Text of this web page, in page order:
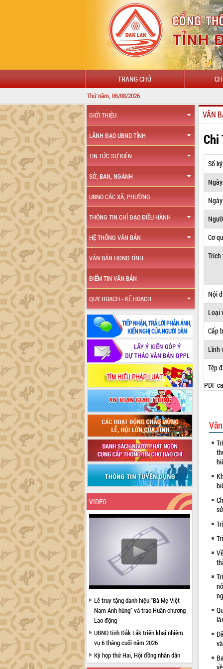
TRANG CHỦ
Thứ năm, 06/08/2026
GIỚI THIỆU
LÃNH ĐẠO UBND TỈNH
TIN TỨC SỰ KIỆN
SỞ, BAN, NGÀNH
UBND CÁC XÃ, PHƯỜNG
THÔNG TIN CHỈ ĐẠO ĐIỀU HÀNH
HỆ THỐNG VĂN BẢN
VĂN BẢN HĐND TỈNH
ĐIỂM TIN VĂN BẢN
QUY HOẠCH - KẾ HOẠCH
VIDEO
Lễ truy tặng danh hiệu “Bà Mẹ Việt
Nam Anh hùng” và trao Huân chương
Lao động
UBND tỉnh Đắk Lắk triển khai nhiệm
vụ 6 tháng cuối năm 2026
Kỳ họp thứ Hai, Hội đồng nhân dân
tỉnh khóa XI quyết nghị nhiều nội dung
VĂN
Chi
Số
Cơ
Trích
Nội
Loại
Cấp
Lĩnh
Tệp
PDF